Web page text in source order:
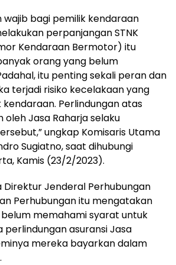
wajib bagi pemilik kendaraan
perpanjangan STNK
Kendaraan Bermotor) itu
orang yang belum
itu penting sekali peran dan
terjadi risiko kecelakaan yang
Perlindungan atas
oleh Jasa Raharja selaku
ungkap Komisaris Utama
Sugiatno, saat dihubungi
Kamis (23/2/2023).
Direktur Jenderal Perhubungan
Perhubungan itu mengatakan
memahami syarat untuk
perlindungan asuransi Jasa
mereka bayarkan dalam